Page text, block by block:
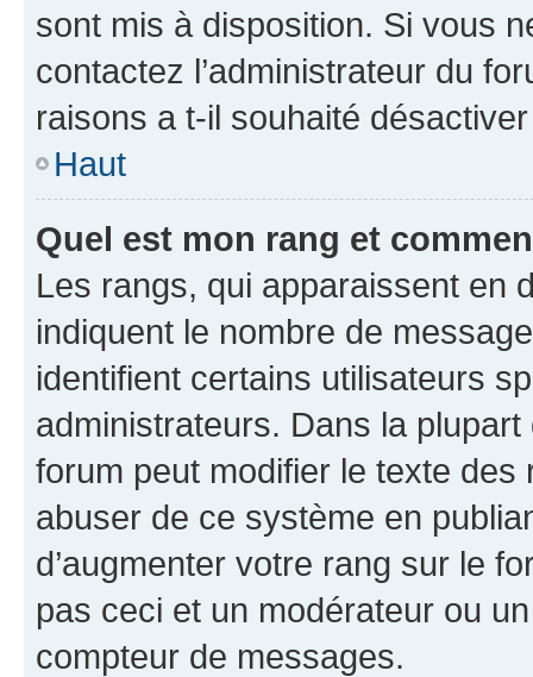
sont mis à disposition. Si vous
contactez l’administrateur du
raisons a t-il souhaité
Haut
Quel est mon rang et
Les rangs, qui apparaissent en
indiquent le nombre de
identifient certains utilisateurs
administrateurs. Dans la
forum peut modifier le texte
abuser de ce système en
d’augmenter votre rang sur le
pas ceci et un modérateur ou
compteur de messages.